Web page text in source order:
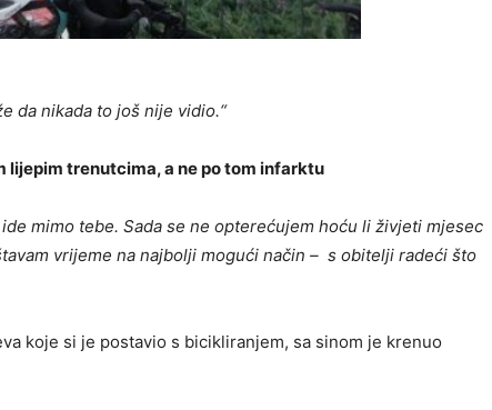
da nikada to još nije vidio.“
trenutcima, a ne po tom infarktu
mimo tebe. Sada se ne opterećujem hoću li živjeti mjesec
vrijeme na najbolji mogući način – s obitelji radeći što
koje si je postavio s bicikliranjem, sa sinom je krenuo